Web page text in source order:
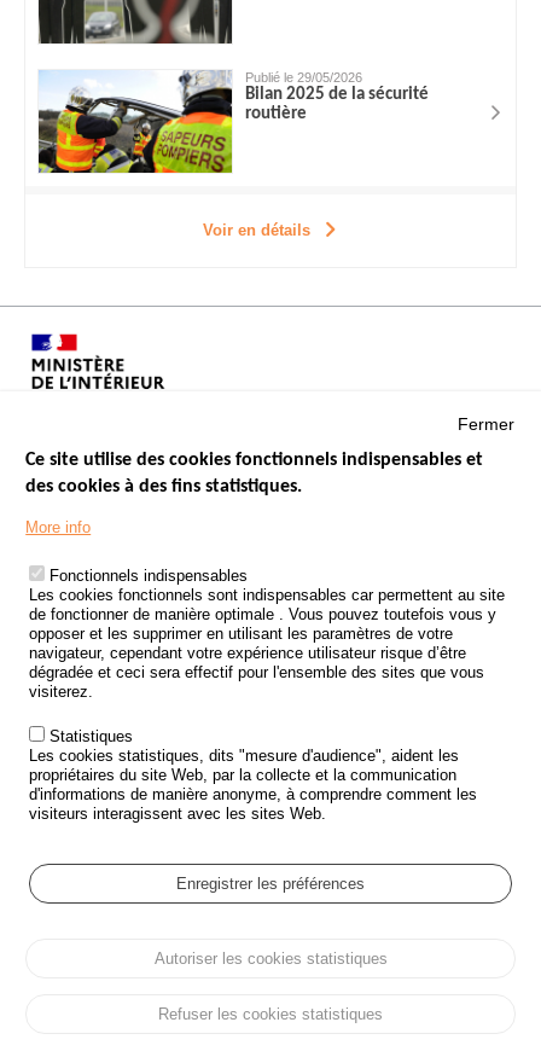
Publié le 29/05/2026
Bilan 2025 de la sécurité
routière
Voir en détails
Menu
Footer
LES SITES PUBLICS
ÉTAT DE L’INSÉCURITÉ ROUTIÈRE
TRAITEMENT DES DONNÉES PERSONNELLES DES ACCIDENTS DE
LA ROUTE
ETUDES ET RECHERCHES
APPEL À PROJETS
POLITIQUE DE SÉCURITÉ ROUTIÈRE
Outils
AGENDA
GLOSSAIRE
Cookie settings
Protection des données personnelles et Cookies
Fermer
Ce site utilise des cookies fonctionnels indispensables et
des cookies à des fins statistiques.
More info
Fonctionnels indispensables
Les cookies fonctionnels sont indispensables car permettent au site
de fonctionner de manière optimale . Vous pouvez toutefois vous y
opposer et les supprimer en utilisant les paramètres de votre
navigateur, cependant votre expérience utilisateur risque d’être
dégradée et ceci sera effectif pour l'ensemble des sites que vous
visiterez.
Statistiques
Les cookies statistiques, dits "mesure d'audience", aident les
propriétaires du site Web, par la collecte et la communication
d'informations de manière anonyme, à comprendre comment les
visiteurs interagissent avec les sites Web.
Enregistrer les préférences
Autoriser les cookies statistiques
Refuser les cookies statistiques